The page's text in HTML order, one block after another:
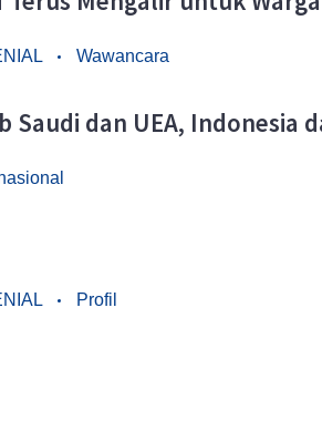
Wawancara
Saudi dan UEA, Indonesia
Profil